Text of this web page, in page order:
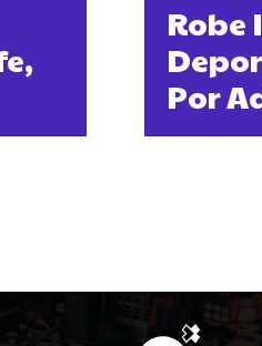
Robe
Por